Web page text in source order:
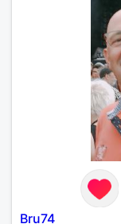
Bru74